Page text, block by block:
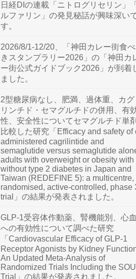
日経DIの連載「ニトログリセリン」
ルファリン」の発見秘話が興味深い
す。
2026/8/1-12/20、「神田カレー街食
きスタンプラリー2026」の「神田カ
ー街公式ガイドブック2026」が到着
ました。
2型糖尿病なし、肥満、過体重、カグ
リンチド・セマグルチドの併用、有
性、安全性についてセマグルチド単
比較した研究「Efficacy and safety of
administered cagrilintide and
semaglutide versus semaglutide
adults with overweight or obesity with
without type 2 diabetes in Japan and
Taiwan (REDEFINE 5): a multicentre,
randomised, active-controlled, phase
trial」の結果が発表されました。
GLP-1受容体作動薬、腎機能別、心
への有効性について調べた研究
「Cardiovascular Efficacy of GLP-1
Receptor Agonists by Kidney
An Updated Meta-Analysis of
Randomized Trials Including the
Trial」の結果が発表されました。